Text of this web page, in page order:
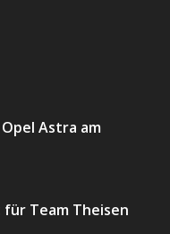
Astra am
Team Theisen